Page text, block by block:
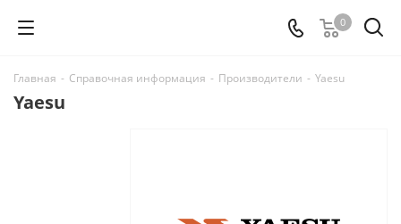
0
Главная - Справочная информация - Производители - Yaesu
Yaesu